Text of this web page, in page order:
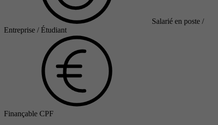
Salarié en poste /
Entreprise / Étudiant
Finançable CPF